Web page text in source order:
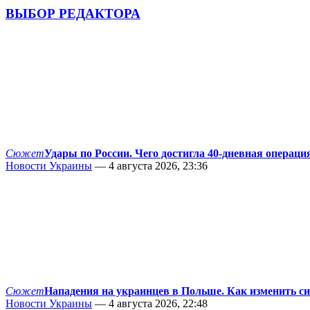
ВЫБОР РЕДАКТОРА
СюжетУдары по России. Чего достигла 40-дневная
Новости Украины — 4 августа 2026, 23:36
СюжетНападения на украинцев в Польше. Как изменить
Новости Украины — 4 августа 2026, 22:48